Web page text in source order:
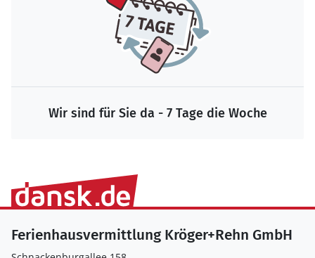
Wir sind für Sie da - 7 Tage die Woche
Ferienhausvermittlung Kröger+Rehn GmbH